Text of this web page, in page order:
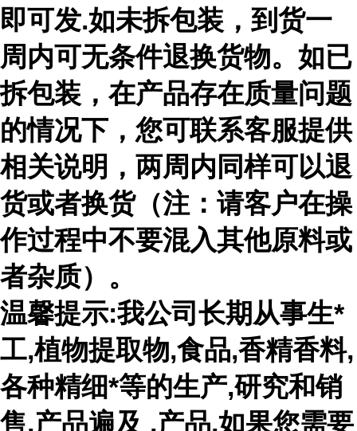
即可发.如未拆包装，到货一
周内可无条件退换货物。如已
拆包装，在产品存在质量问题
的情况下，您可联系客服提供
相关说明，两周内同样可以退
货或者换货（注：请客户在操
作过程中不要混入其他原料或
者杂质）。
温馨提示:我公司长期从事生*
工,植物提取物,食品,香精香料,
各种精细*等的生产,研究和销
售,产品遍及 ,产品,如果您需要